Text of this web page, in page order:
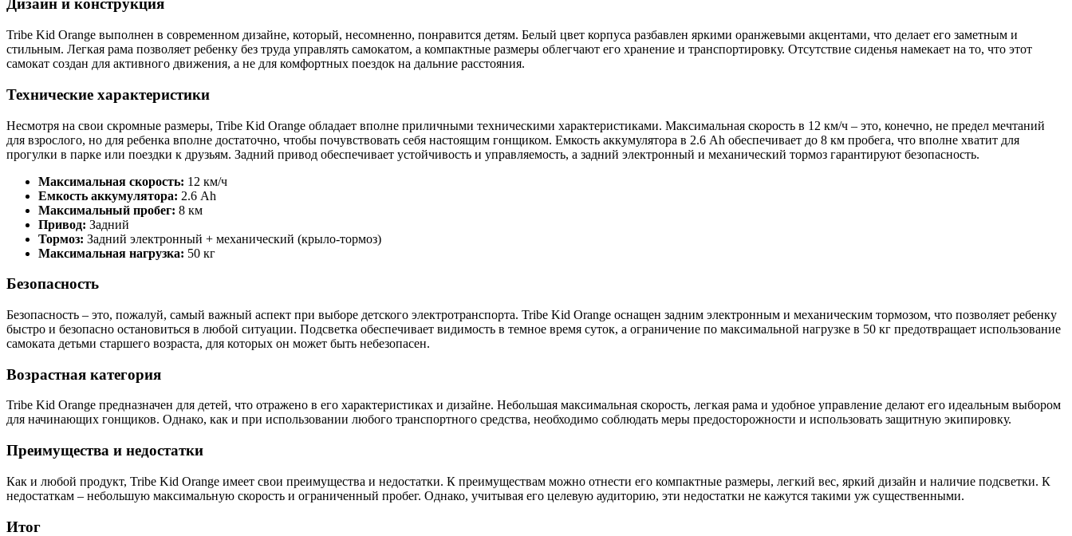
Дизайн и конструкция
Tribe Kid Orange выполнен в современном дизайне, который, несомненно, понравится детям. Белый цвет корпуса разбавлен яркими оранжевыми акцентами, что делает его заметным и
стильным. Легкая рама позволяет ребенку без труда управлять самокатом, а компактные размеры облегчают его хранение и транспортировку. Отсутствие сиденья намекает на то, что этот
самокат создан для активного движения, а не для комфортных поездок на дальние расстояния.
Технические характеристики
Несмотря на свои скромные размеры, Tribe Kid Orange обладает вполне приличными техническими характеристиками. Максимальная скорость в 12 км/ч – это, конечно, не предел мечтаний
для взрослого, но для ребенка вполне достаточно, чтобы почувствовать себя настоящим гонщиком. Емкость аккумулятора в 2.6 Ah обеспечивает до 8 км пробега, что вполне хватит для
прогулки в парке или поездки к друзьям. Задний привод обеспечивает устойчивость и управляемость, а задний электронный и механический тормоз гарантируют безопасность.
Максимальная скорость: 12 км/ч
Емкость аккумулятора: 2.6 Ah
Максимальный пробег: 8 км
Привод: Задний
Тормоз: Задний электронный + механический (крыло-тормоз)
Максимальная нагрузка: 50 кг
Безопасность
Безопасность – это, пожалуй, самый важный аспект при выборе детского электротранспорта. Tribe Kid Orange оснащен задним электронным и механическим тормозом, что позволяет ребенку
быстро и безопасно остановиться в любой ситуации. Подсветка обеспечивает видимость в темное время суток, а ограничение по максимальной нагрузке в 50 кг предотвращает использование
самоката детьми старшего возраста, для которых он может быть небезопасен.
Возрастная категория
Tribe Kid Orange предназначен для детей, что отражено в его характеристиках и дизайне. Небольшая максимальная скорость, легкая рама и удобное управление делают его идеальным выбором
для начинающих гонщиков. Однако, как и при использовании любого транспортного средства, необходимо соблюдать меры предосторожности и использовать защитную экипировку.
Преимущества и недостатки
Как и любой продукт, Tribe Kid Orange имеет свои преимущества и недостатки. К преимуществам можно отнести его компактные размеры, легкий вес, яркий дизайн и наличие подсветки. К
недостаткам – небольшую максимальную скорость и ограниченный пробег. Однако, учитывая его целевую аудиторию, эти недостатки не кажутся такими уж существенными.
Итог